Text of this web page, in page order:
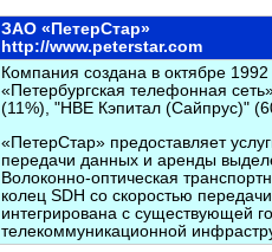
ЗАО «ПетерСтар»
http://www.peterstar.com
Компания создана в октябре
«Петербургская телефонная
(11%), "НВЕ Кэпитал (Сайпрус)"
«ПетерСтар» предоставляет
передачи данных и аренды
Волоконно-оптическая
колец SDH со скоростью
интегрирована с существующей
телекоммуникационной